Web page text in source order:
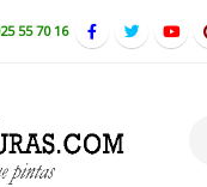
55 70 16